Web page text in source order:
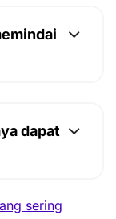
dapat
sering